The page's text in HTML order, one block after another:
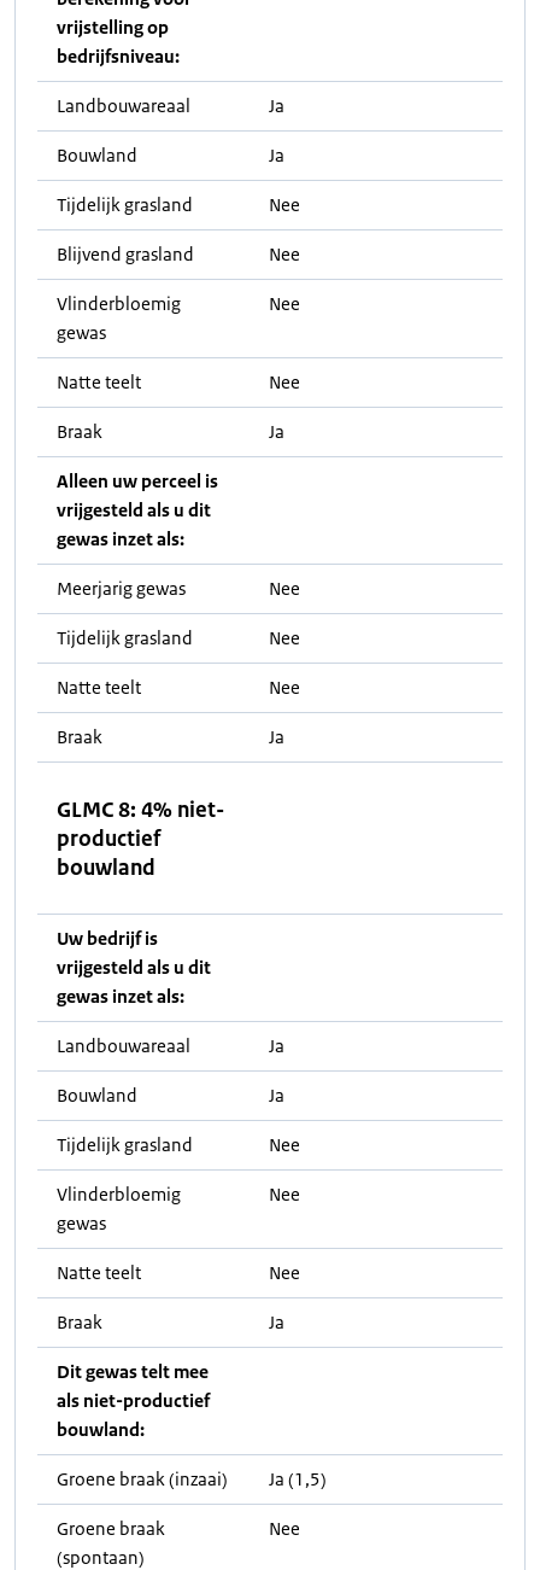
vrijstelling op
bedrijfsniveau:
Landbouwareaal Ja
Bouwland Ja
Tijdelijk grasland Nee
Blijvend grasland Nee
Vlinderbloemig
gewas
Nee
Natte teelt Nee
Braak Ja
Alleen uw perceel is
vrijgesteld als u dit
gewas inzet als:
Meerjarig gewas Nee
Tijdelijk grasland Nee
Natte teelt Nee
Braak Ja
GLMC 8: 4% niet-
productief
bouwland
Uw bedrijf is
vrijgesteld als u dit
gewas inzet als:
Landbouwareaal Ja
Bouwland Ja
Tijdelijk grasland Nee
Vlinderbloemig
gewas
Nee
Natte teelt Nee
Braak Ja
Dit gewas telt mee
als niet-productief
bouwland:
Groene braak (inzaai) Ja (1,5)
Groene braak
(spontaan)
Nee